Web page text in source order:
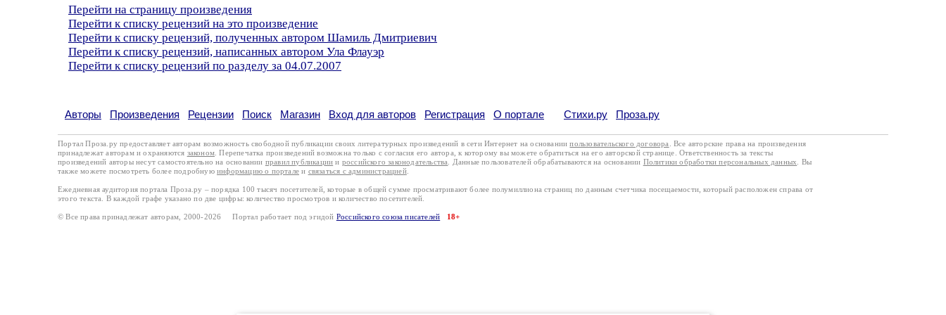
Перейти на страницу произведения
Перейти к списку рецензий на это произведение
Перейти к списку рецензий, полученных автором Шамиль Дмитриевич
Перейти к списку рецензий, написанных автором Ула Флауэр
Перейти к списку рецензий по разделу за 04.07.2007
Авторы Произведения Рецензии Поиск Магазин Вход для авторов Регистрация О портале Стихи.ру Проза.ру
Портал Проза.ру предоставляет авторам возможность свободной публикации своих литературных произведений в сети Интернет на основаниипользовательского договора
. Все авторские права на произведения
принадлежат авторам и охраняются законом . Перепечатка произведений возможна только с согласия его автора, к которому вы можете обратиться на его авторской странице. Ответственность за тексты
произведений авторы несут самостоятельно на основании правил публикации и российского законодательства . Данные пользователей обрабатываются на основании Политики обработки персональных данных
. Вы
также можете посмотреть более подробную информацию о портале и связаться с администрацией.
Ежедневная аудитория портала Проза.ру – порядка 100 тысяч посетителей, которые в общей сумме просматривают более полумиллиона страниц по данным счетчика посещаемости, который расположен справа от
этого текста. В каждой графе указано по две цифры: количество просмотров и количество посетителей.
© Все права принадлежат авторам, 2000-2026 Портал работает под эгидой Российского союза писателей 18+